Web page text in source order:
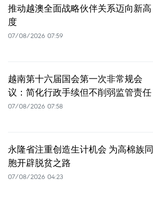
推动越澳全面战略伙伴关系迈向新高
度
07/08/2026 07:59
越南第十六届国会第一次非常规会
议：简化行政手续但不削弱监管责任
07/08/2026 07:58
永隆省注重创造生计机会 为高棉族同
胞开辟脱贫之路
07/08/2026 04:23